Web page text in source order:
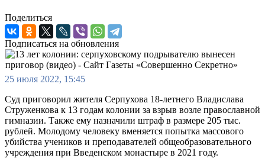
Поделиться
Подписаться на обновления
25 июля 2022, 15:45
Суд приговорил жителя Серпухова 18-летнего Владислава
Струженкова к 13 годам колонии за взрыв возле православной
гимназии. Также ему назначили штраф в размере 205 тыс.
рублей. Молодому человеку вменяется попытка массового
убийства учеников и преподавателей общеобразовательного
учреждения при Введенском монастыре в 2021 году.